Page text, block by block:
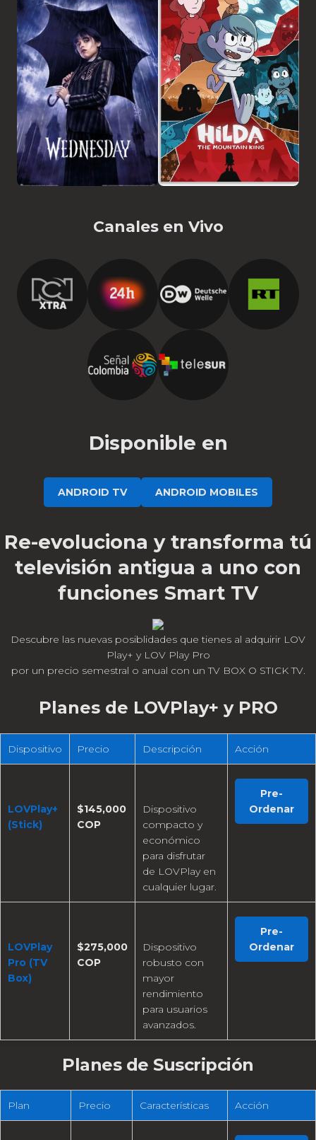
Canales en Vivo
Disponible en
ANDROID TV ANDROID MOBILES
Re-evoluciona y transforma tú
televisión antigua a uno con
funciones Smart TV
Descubre las nuevas posiblidades que tienes al adquirir LOV
Play+ y LOV Play Pro
por un precio semestral o anual con un TV BOX O STICK TV.
Planes de LOVPlay+ y PRO
Dispositivo Precio Descripción Acción
LOVPlay+
(Stick)
$145,000
COP
Dispositivo
compacto y
económico
para disfrutar
de LOVPlay en
cualquier lugar.
Pre-
Ordenar
LOVPlay
Pro (TV
Box)
$275,000
COP
Dispositivo
robusto con
mayor
rendimiento
para usuarios
avanzados.
Pre-
Ordenar
Planes de Suscripción
Plan Precio Características Acción